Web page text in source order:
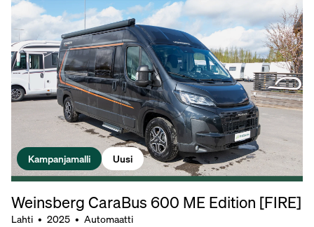
Kampanjamalli Uusi
Weinsberg CaraBus 600 ME Edition [FIRE]
Lahti • 2025 • Automaatti